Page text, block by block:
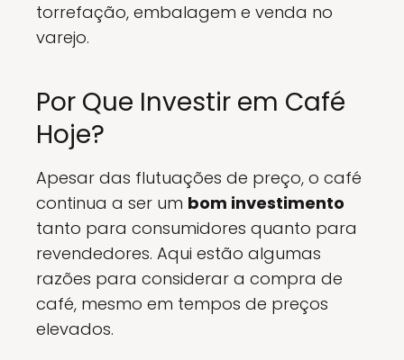
torrefação, embalagem e venda no
varejo.
Por Que Investir em Café
Hoje?
Apesar das flutuações de preço, o café
continua a ser um bom investimento
tanto para consumidores quanto para
revendedores. Aqui estão algumas
razões para considerar a compra de
café, mesmo em tempos de preços
elevados.